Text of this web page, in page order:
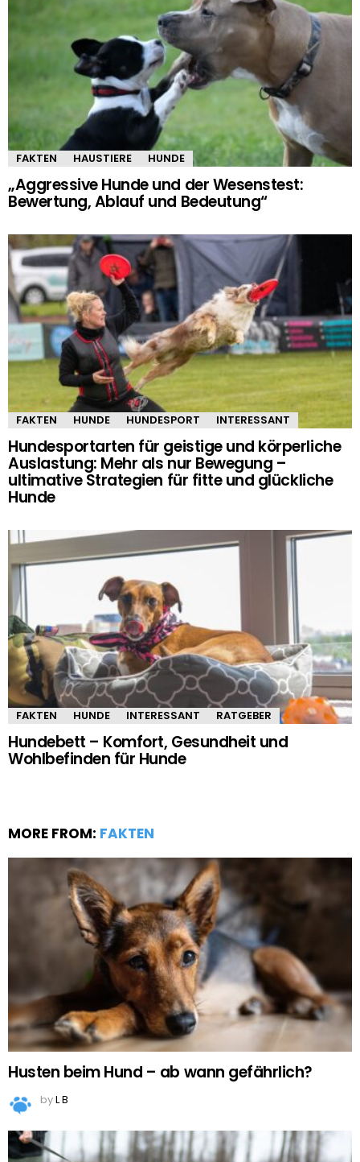
FAKTEN HAUSTIERE HUNDE
„Aggressive Hunde und der Wesenstest:
Bewertung, Ablauf und Bedeutung“
FAKTEN HUNDE HUNDESPORT INTERESSANT
Hundesportarten für geistige und körperliche
Auslastung: Mehr als nur Bewegung –
ultimative Strategien für fitte und glückliche
Hunde
FAKTEN HUNDE INTERESSANT RATGEBER
Hundebett – Komfort, Gesundheit und
Wohlbefinden für Hunde
MORE FROM: FAKTEN
Husten beim Hund – ab wann gefährlich?
byL B